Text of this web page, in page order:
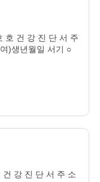
호 건 강 진 단 서 주
)생년월일 서기 ○
강 진 단 서 주 소